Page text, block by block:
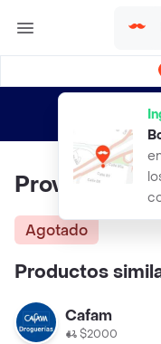
envíos
Provera (10
Agotado
Productos
Cafam
$2000